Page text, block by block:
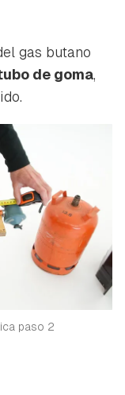
gas butano
de goma,
paso 2